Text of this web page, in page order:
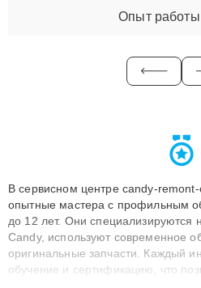
Опыт работы
В сервисном центре candy-
опытные мастера с профильным
до 12 лет. Они специализируются
Candy, используют современное
оригинальные запчасти. Каждый
обучение и сертификацию, что